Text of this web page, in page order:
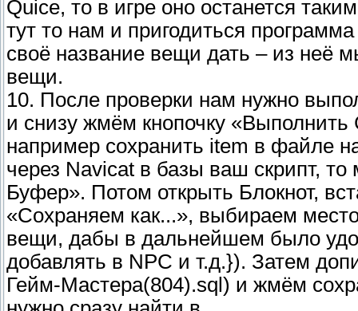
Quice, то в игре оно останется
тут то нам и пригодиться
своё название вещи дать – из неё
вещи.
10. После проверки нам нужно
и снизу жмём кнопочку
например сохранить item в файле
через Navicat в базы ваш скрипт,
Буфер». Потом открыть Блокнот,
«Сохраняем как...», выбираем
вещи, дабы в дальнейшем было
добавлять в NPC и т.д.}). Затем
Гейм-Мастера(804).sql) и жмём